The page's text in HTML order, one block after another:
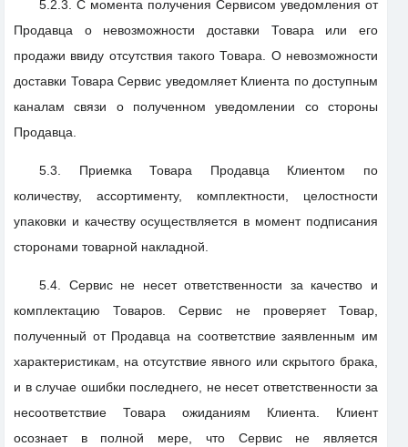
5.2.3. С момента получения Сервисом уведомления от
Продавца о невозможности доставки Товара или его
продажи ввиду отсутствия такого Товара. О невозможности
доставки Товара Сервис уведомляет Клиента по доступным
каналам связи о полученном уведомлении со стороны
Продавца.
5.3. Приемка Товара Продавца Клиентом по
количеству, ассортименту, комплектности, целостности
упаковки и качеству осуществляется в момент подписания
сторонами товарной накладной.
5.4. Сервис не несет ответственности за качество и
комплектацию Товаров. Сервис не проверяет Товар,
полученный от Продавца на соответствие заявленным им
характеристикам, на отсутствие явного или скрытого брака,
и в случае ошибки последнего, не несет ответственности за
несоответствие Товара ожиданиям Клиента. Клиент
осознает в полной мере, что Сервис не является